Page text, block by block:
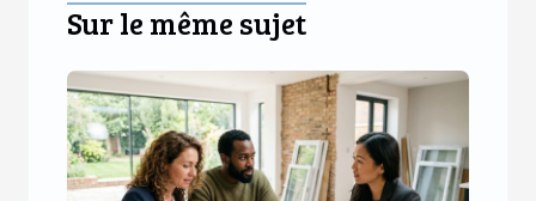
Sur le même sujet